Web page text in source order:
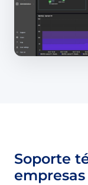
Soporte